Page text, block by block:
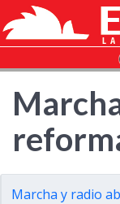
Marcha y radio